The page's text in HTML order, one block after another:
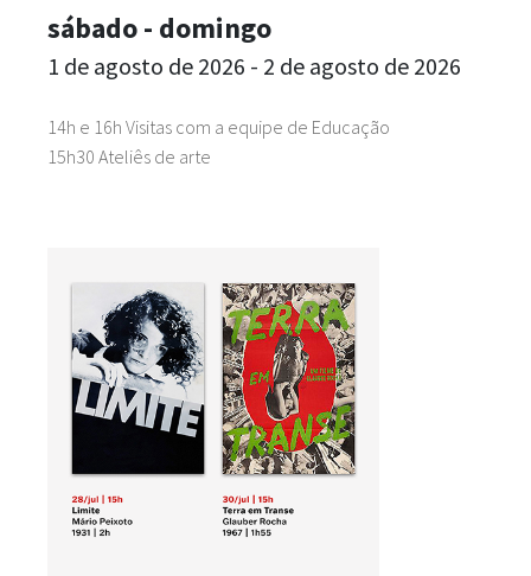
14h e 16h Visitas com a equipe de Educação
15h30 Ateliês de arte
sábado - domingo
1 de agosto de 2026 - 2 de agosto de 2026